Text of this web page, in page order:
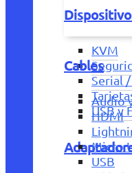
KVM
Serial
USB y
Cables
Audio
HDMI
Micro
USB